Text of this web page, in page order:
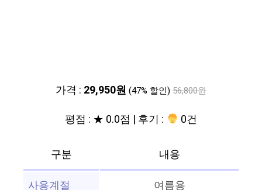
가격 : 29,950원 (47% 할인) 56,800원
평점 : ★ 0.0점 | 후기 : 0건
구분
내용
사용계절
여름용